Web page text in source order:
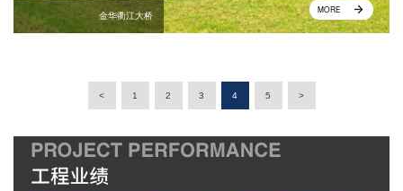
金华衢江大桥 MORE
< 1 2 3 4 5 >